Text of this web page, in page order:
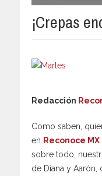
¡Crepas
Redacción
Como saben,
en Reconoce MX
sobre todo,
de Diana y Aarón,